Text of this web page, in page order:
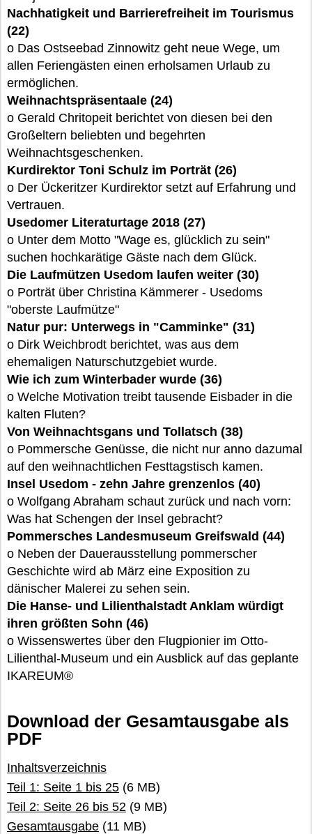
Nachhatigkeit und Barrierefreiheit im Tourismus
(22)
o Das Ostseebad Zinnowitz geht neue Wege, um
allen Feriengästen einen erholsamen Urlaub zu
ermöglichen.
Weihnachtspräsentaale (24)
o Gerald Chritopeit berichtet von diesen bei den
Großeltern beliebten und begehrten
Weihnachtsgeschenken.
Kurdirektor Toni Schulz im Porträt (26)
o Der Ückeritzer Kurdirektor setzt auf Erfahrung und
Vertrauen.
Usedomer Literaturtage 2018 (27)
o Unter dem Motto "Wage es, glücklich zu sein"
suchen hochkarätige Gäste nach dem Glück.
Die Laufmützen Usedom laufen weiter (30)
o Porträt über Christina Kämmerer - Usedoms
"oberste Laufmütze"
Natur pur: Unterwegs in "Camminke" (31)
o Dirk Weichbrodt berichtet, was aus dem
ehemaligen Naturschutzgebiet wurde.
Wie ich zum Winterbader wurde (36)
o Welche Motivation treibt tausende Eisbader in die
kalten Fluten?
Von Weihnachtsgans und Tollatsch (38)
o Pommersche Genüsse, die nicht nur anno dazumal
auf den weihnachtlichen Festtagstisch kamen.
Insel Usedom - zehn Jahre grenzenlos (40)
o Wolfgang Abraham schaut zurück und nach vorn:
Was hat Schengen der Insel gebracht?
Pommersches Landesmuseum Greifswald (44)
o Neben der Dauerausstellung pommerscher
Geschichte wird ab März eine Exposition zu
dänischer Malerei zu sehen sein.
Die Hanse- und Lilienthalstadt Anklam würdigt
ihren größten Sohn (46)
o Wissenswertes über den Flugpionier im Otto-
Lilienthal-Museum und ein Ausblick auf das geplante
IKAREUM®
Download der Gesamtausgabe als
PDF
Inhaltsverzeichnis
Teil 1: Seite 1 bis 25 (6 MB)
Teil 2: Seite 26 bis 52 (9 MB)
Gesamtausgabe (11 MB)